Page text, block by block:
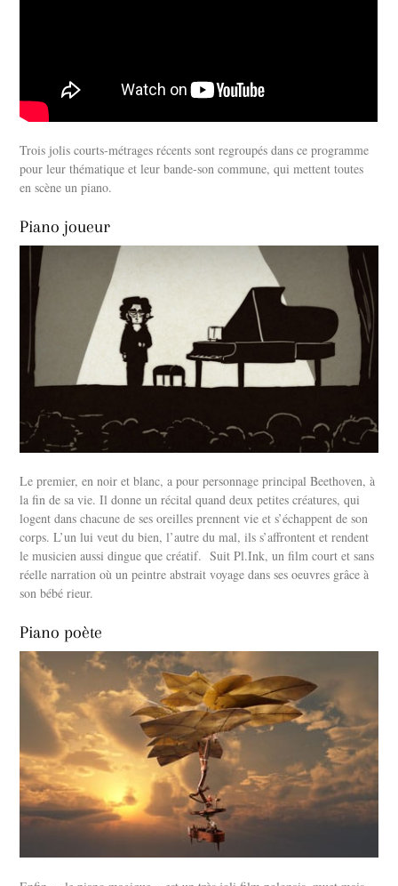
Trois jolis courts-métrages récents sont regroupés dans ce programme
pour leur thématique et leur bande-son commune, qui mettent toutes
en scène un piano.
Piano joueur
Le premier, en noir et blanc, a pour personnage principal Beethoven, à
la fin de sa vie. Il donne un récital quand deux petites créatures, qui
logent dans chacune de ses oreilles prennent vie et s’échappent de son
corps. L’un lui veut du bien, l’autre du mal, ils s’affrontent et rendent
le musicien aussi dingue que créatif. Suit Pl.Ink, un film court et sans
réelle narration où un peintre abstrait voyage dans ses oeuvres grâce à
son bébé rieur.
Piano poète